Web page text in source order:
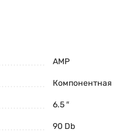
AMP
Компонентная
6.5 ″
90 Db